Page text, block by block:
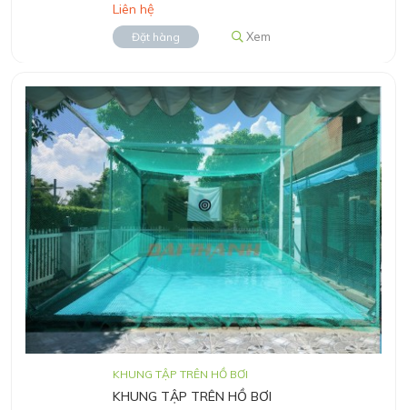
Liên hệ
Đặt hàng Xem
KHUNG TẬP TRÊN HỒ BƠI
KHUNG TẬP TRÊN HỒ BƠI